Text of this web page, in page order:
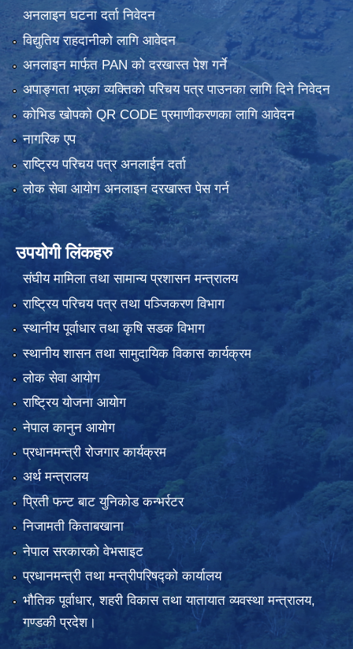
अनलाइन घटना दर्ता निवेदन
विद्युतिय राहदानीको लागि आवेदन
अनलाइन मार्फत PAN को दरखास्त पेश गर्ने
अपाङ्गता भएका व्यक्तिको परिचय पत्र पाउनका लागि दिने निवेदन
कोभिड खोपको QR CODE प्रमाणीकरणका लागि आवेदन
नागरिक एप
राष्ट्रिय परिचय पत्र अनलाईन दर्ता
लोक सेवा आयोग अनलाइन दरखास्त पेस गर्न
उपयोगी लिंकहरु
संघीय मामिला तथा सामान्य प्रशासन मन्त्रालय
राष्ट्रिय परिचय पत्र तथा पञ्जिकरण विभाग
स्थानीय पूर्वाधार तथा कृषि सडक विभाग
स्थानीय शासन तथा सामुदायिक विकास कार्यक्रम
लोक सेवा आयोग
राष्ट्रिय योजना आयोग
नेपाल कानुन आयोग
प्रधानमन्त्री रोजगार कार्यक्रम
अर्थ मन्त्रालय
प्रिती फन्ट बाट युनिकोड कन्भर्रटर
निजामती किताबखाना
नेपाल सरकारको वेभसाइट
प्रधानमन्त्री तथा मन्त्रीपरिषद्को कार्यालय
भौतिक पूर्वाधार, शहरी विकास तथा यातायात व्यवस्था मन्त्रालय,
गण्डकी प्रदेश।